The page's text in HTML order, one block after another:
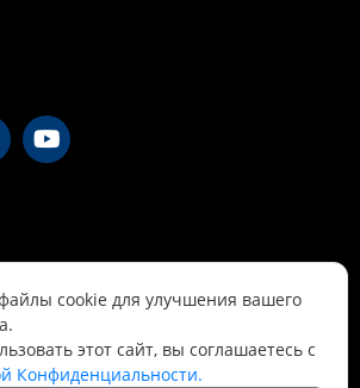

район Синьфу, Фушунь,
cookie для улучшения вашего
этот сайт, вы соглашаетесь с
Конфиденциальности.